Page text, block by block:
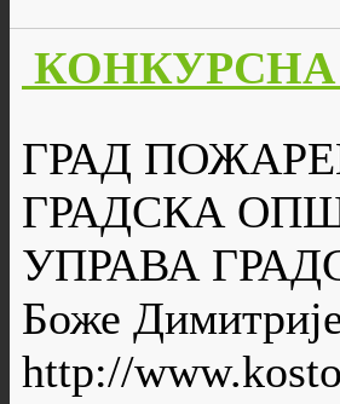
КОНКУРСНА
ГРАД
ГРАДСКА
УПРАВА
Боже
http://